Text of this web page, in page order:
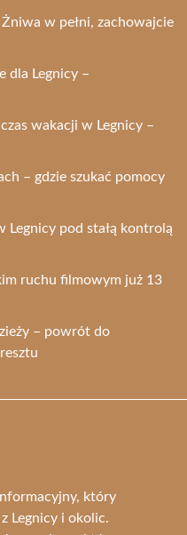
w pełni, zachowajcie
dla Legnicy –
wakacji w Legnicy –
– gdzie szukać pomocy
Legnicy pod stałą kontrolą
ruchu filmowym już 13
– powrót do
który
Legnicy i okolic.